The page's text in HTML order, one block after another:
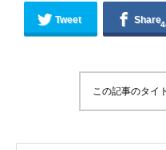
Tweet Share
この記事のタイ